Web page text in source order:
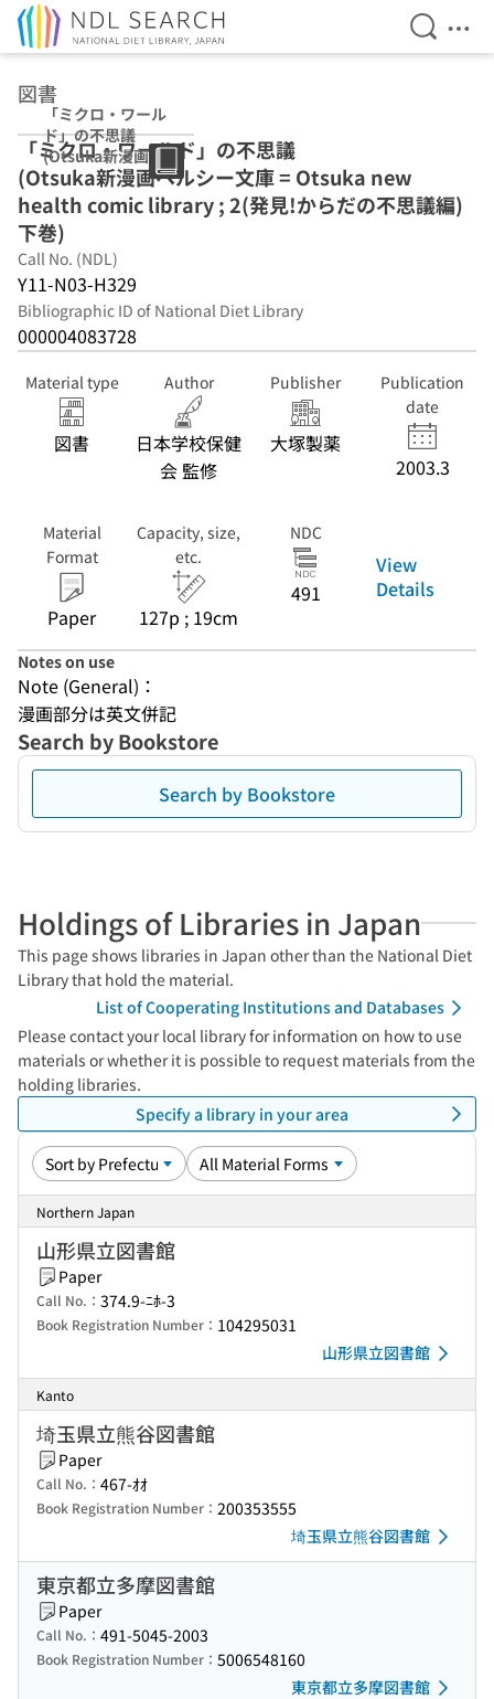
Open
図書
「ミクロ・ワール
ド」の不思議
(Otsuka新漫画ヘ
ルシー文庫 =
Otsuka new
health comic
library ; 2(発見!
からだの不思議
編) 下巻)
「ミクロ・ワールド」の不思議
(Otsuka新漫画ヘルシー文庫 = Otsuka new
health comic library ; 2(発見!からだの不思議編)
下巻)
Call No. (NDL)
Y11-N03-H329
Bibliographic ID of National Diet Library
000004083728
Material type
図書
Author
日本学校保健
会 監修
Publisher
大塚製薬
Publication
date
2003.3
Material
Format
Paper
Capacity, size,
etc.
127p ; 19cm
NDC
491
View
Details
Notes on use
Note (General)：
漫画部分は英文併記
Search by Bookstore
Search by Bookstore
Holdings of Libraries in Japan
This page shows libraries in Japan other than the National Diet
Library that hold the material.
List of Cooperating Institutions and Databases
Please contact your local library for information on how to use
materials or whether it is possible to request materials from the
holding libraries.
Specify a library in your area
Northern Japan
山形県立図書館
Paper
Call No.： 374.9-ﾆﾎ-3
Book Registration Number： 104295031
山形県立図書館
Kanto
埼玉県立熊谷図書館
Paper
Call No.： 467-ｵｵ
Book Registration Number： 200353555
埼玉県立熊谷図書館
東京都立多摩図書館
Paper
Call No.： 491-5045-2003
Book Registration Number： 5006548160
東京都立多摩図書館